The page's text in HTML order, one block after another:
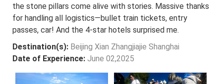
the stone pillars come alive with stories. Massive thanks
for handling all logistics—bullet train tickets, entry
passes, car! And the 4-star hotels surprised me.
Destination(s): Beijing Xian Zhangjiajie Shanghai
Date of Experience: June 02,2025